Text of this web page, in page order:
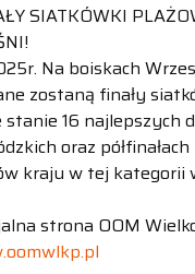
SIATKÓWKI
Na boiskach
zostaną finały
stanie 16 najlepszych
oraz
kraju w tej kategorii
strona OOM